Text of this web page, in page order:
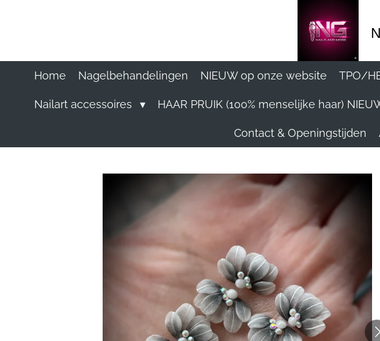
Home Nagelbehandelingen NIEUW op onze website TPO/
Nailart accessoires HAAR PRUIK (100% menselijke haar)
Contact & Openingstijden